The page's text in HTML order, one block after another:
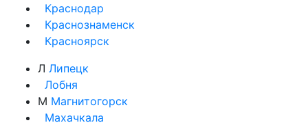
Краснодар
Краснознаменск
Красноярск
Л Липецк
Лобня
М Магнитогорск
Махачкала